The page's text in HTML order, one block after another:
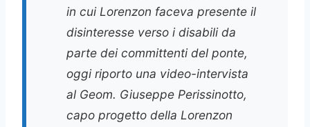
in cui Lorenzon faceva presente il
disinteresse verso i disabili da
parte dei committenti del ponte,
oggi riporto una video-intervista
al Geom. Giuseppe Perissinotto,
capo progetto della Lorenzon